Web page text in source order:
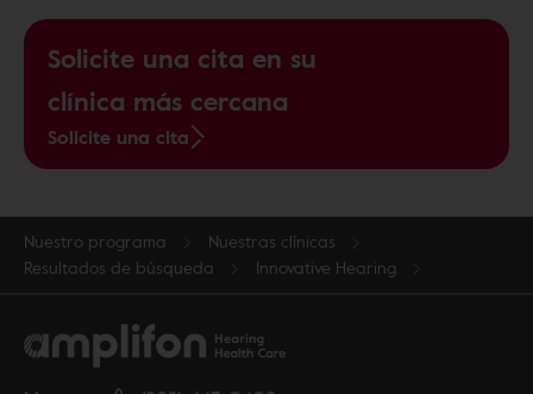
Solicite una cita en su
clínica más cercana
Solicite una cita
Nuestro programa
Nuestras clínicas
Resultados de búsqueda
Innovative Hearing